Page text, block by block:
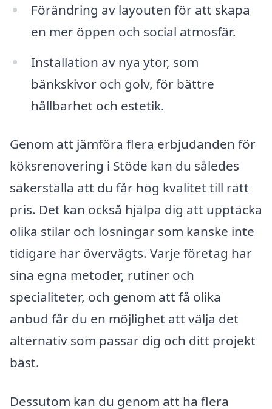
Förändring av layouten för att skapa
en mer öppen och social atmosfär.
Installation av nya ytor, som
bänkskivor och golv, för bättre
hållbarhet och estetik.
Genom att jämföra flera erbjudanden för
köksrenovering i Stöde kan du således
säkerställa att du får hög kvalitet till rätt
pris. Det kan också hjälpa dig att upptäcka
olika stilar och lösningar som kanske inte
tidigare har övervägts. Varje företag har
sina egna metoder, rutiner och
specialiteter, och genom att få olika
anbud får du en möjlighet att välja det
alternativ som passar dig och ditt projekt
bäst.
Dessutom kan du genom att ha flera